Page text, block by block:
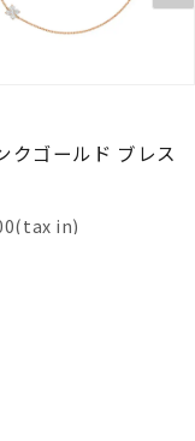
クゴールド ブレス